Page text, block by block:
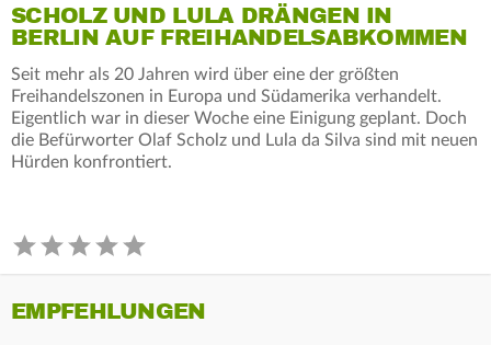
SCHOLZ UND LULA DRÄNGEN IN
BERLIN AUF FREIHANDELSABKOMMEN
Seit mehr als 20 Jahren wird über eine der größten
Freihandelszonen in Europa und Südamerika verhandelt.
Eigentlich war in dieser Woche eine Einigung geplant. Doch
die Befürworter Olaf Scholz und Lula da Silva sind mit neuen
Hürden konfrontiert.
EMPFEHLUNGEN